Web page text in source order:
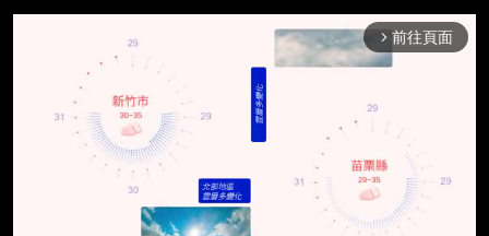
arrow_forward_ios 前往頁面